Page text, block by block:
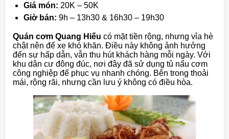
Giá món: 20K – 50K
Giờ bán: 9h – 13h30 & 16h30 – 19h30
Quán cơm Quang Hiếu có mặt tiền rộng, nhưng vỉa hè
chật nên để xe khó khăn. Điều này không ảnh hưởng
đến sự hấp dẫn, vẫn thu hút khách hàng mỗi ngày. Với
khu dân cư đông đúc, nơi đây đã sử dụng tủ nấu cơm
công nghiệp để phục vụ nhanh chóng. Bên trong thoải
mái, rộng rãi, nhưng cần lưu ý không có điều hòa.